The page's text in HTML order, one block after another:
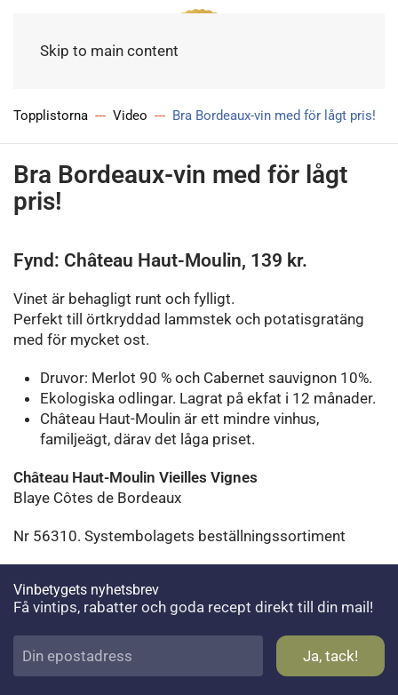
Skip to main content
Meny
Topplistorna Video Bra Bordeaux-vin med för lågt pris!
Bra Bordeaux-vin med för lågt
pris!
Fynd: Château Haut-Moulin, 139 kr.
Vinet är behagligt runt och fylligt.
Perfekt till örtkryddad lammstek och potatisgratäng
med för mycket ost.
Druvor: Merlot 90 % och Cabernet sauvignon 10%.
Ekologiska odlingar. Lagrat på ekfat i 12 månader.
Château Haut-Moulin är ett mindre vinhus,
familjeägt, därav det låga priset.
Château Haut-Moulin Vieilles Vignes
Blaye Côtes de Bordeaux
Nr 56310. Systembolagets beställningssortiment
Vinbetygets nyhetsbrev
Få vintips, rabatter och goda recept direkt till din mail!